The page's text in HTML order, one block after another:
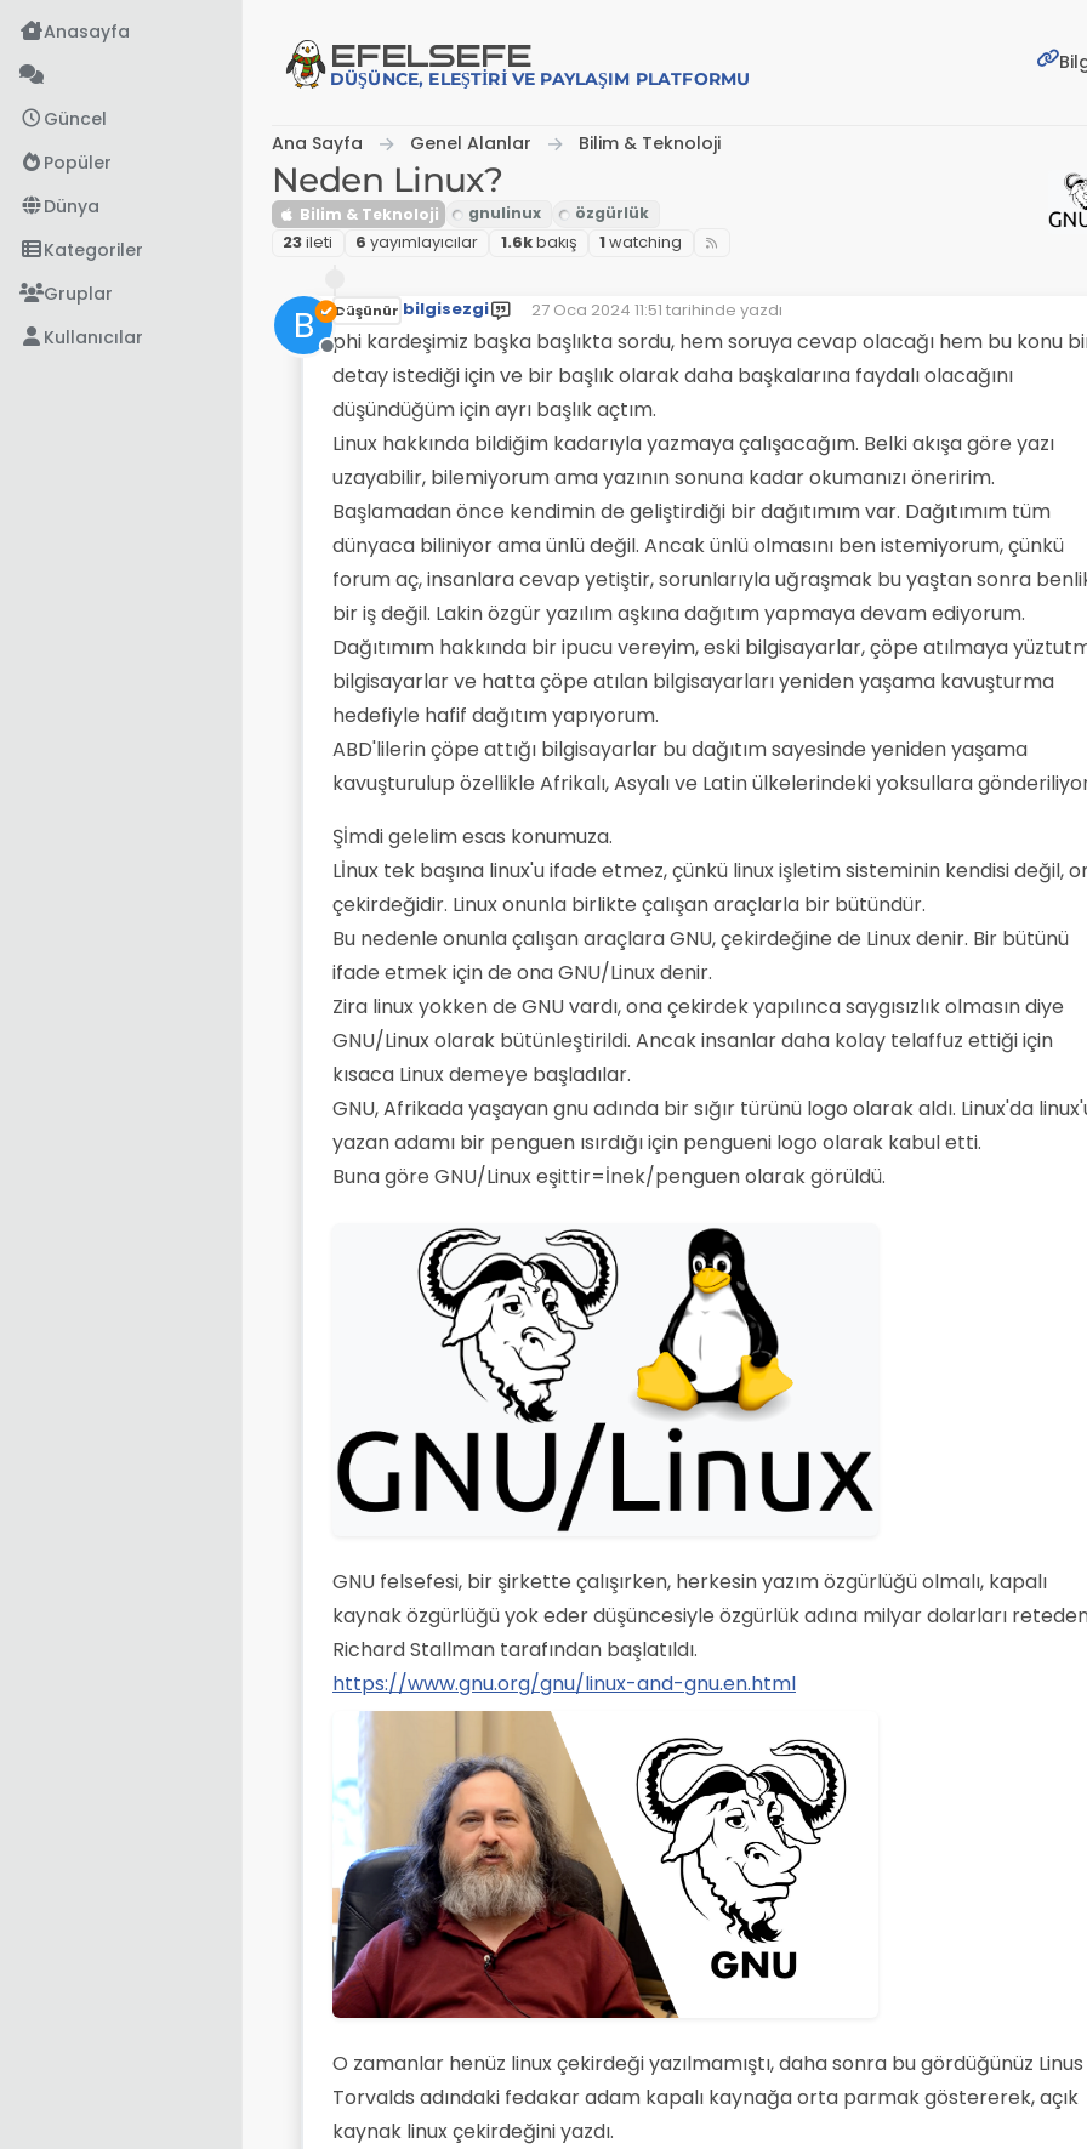
İçeriğe atla
Anasayfa
Güncel
Popüler
Dünya
Kategoriler
Gruplar
Kullanıcılar
EFELSEFE
DÜŞÜNCE, ELEŞTIRI VE PAYLAŞIM PLATFORMU
Ana Sayfa Genel Alanlar Bilim & Teknoloji
Neden Linux?
Bilim & Teknoloji
23i̇leti 6 yayımlayıcılar 1.6k bakış 1watching
B
Çevrimdışı
Düşünür bilgisezgi 27 Oca 2024 11:51 tarihinde yazdı
Son düzenleyen:
phi kardeşimiz başka başlıkta sordu, hem soruya cevap olacağı hem bu konu
detay istediği için ve bir başlık olarak daha başkalarına faydalı olacağını
düşündüğüm için ayrı başlık açtım.
Linux hakkında bildiğim kadarıyla yazmaya çalışacağım. Belki akışa göre yazı
uzayabilir, bilemiyorum ama yazının sonuna kadar okumanızı öneririm.
Başlamadan önce kendimin de geliştirdiği bir dağıtımım var. Dağıtımım tüm
dünyaca biliniyor ama ünlü değil. Ancak ünlü olmasını ben istemiyorum, çünkü
forum aç, insanlara cevap yetiştir, sorunlarıyla uğraşmak bu yaştan sonra
bir iş değil. Lakin özgür yazılım aşkına dağıtım yapmaya devam ediyorum.
Dağıtımım hakkında bir ipucu vereyim, eski bilgisayarlar, çöpe atılmaya
bilgisayarlar ve hatta çöpe atılan bilgisayarları yeniden yaşama kavuşturma
hedefiyle hafif dağıtım yapıyorum.
ABD'lilerin çöpe attığı bilgisayarlar bu dağıtım sayesinde yeniden yaşama
kavuşturulup özellikle Afrikalı, Asyalı ve Latin ülkelerindeki yoksullara
Şİmdi gelelim esas konumuza.
Lİnux tek başına linux'u ifade etmez, çünkü linux işletim sisteminin kendisi değil,
çekirdeğidir. Linux onunla birlikte çalışan araçlarla bir bütündür.
Bu nedenle onunla çalışan araçlara GNU, çekirdeğine de Linux denir. Bir bütünü
ifade etmek için de ona GNU/Linux denir.
Zira linux yokken de GNU vardı, ona çekirdek yapılınca saygısızlık olmasın diye
GNU/Linux olarak bütünleştirildi. Ancak insanlar daha kolay telaffuz ettiği için
kısaca Linux demeye başladılar.
GNU, Afrikada yaşayan gnu adında bir sığır türünü logo olarak aldı. Linux'da
yazan adamı bir penguen ısırdığı için pengueni logo olarak kabul etti.
Buna göre GNU/Linux eşittir=İnek/penguen olarak görüldü.
GNU felsefesi, bir şirkette çalışırken, herkesin yazım özgürlüğü olmalı, kapalı
kaynak özgürlüğü yok eder düşüncesiyle özgürlük adına milyar dolarları
Richard Stallman tarafından başlatıldı.
https://www.gnu.org/gnu/linux-and-gnu.en.html
O zamanlar henüz linux çekirdeği yazılmamıştı, daha sonra bu gördüğünüz Linus
Torvalds adındaki fedakar adam kapalı kaynağa orta parmak göstererek, açık
kaynak linux çekirdeğini yazdı.